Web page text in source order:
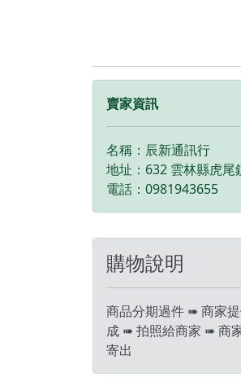
賣家資訊
名稱：辰新通訊行
地址：632 雲林縣虎
電話：0981943655
購物說明
商品分期過件 ➠ 商家
成 ➠ 拍照給商家 ➠ 商
寄出